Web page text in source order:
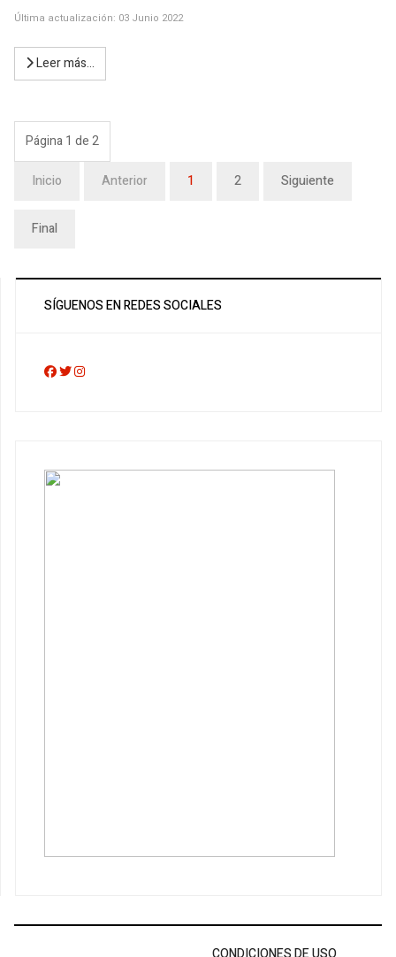
Última actualización: 03 Junio 2022
Leer más…
Página 1 de 2
Inicio Anterior 1 2 Siguiente
Final
SÍGUENOS EN REDES SOCIALES